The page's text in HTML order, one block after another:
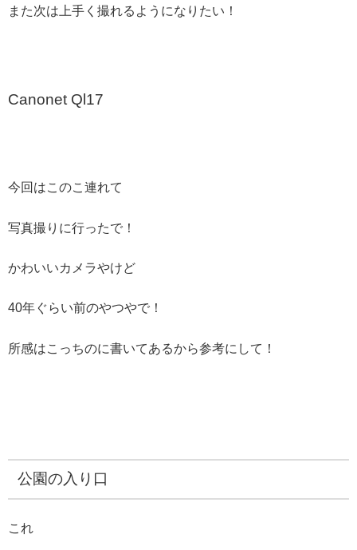
また次は上手く撮れるようになりたい！
Canonet Ql17
今回はこのこ連れて
写真撮りに行ったで！
かわいいカメラやけど
40年ぐらい前のやつやで！
所感はこっちのに書いてあるから参考にして！
公園の入り口
これ